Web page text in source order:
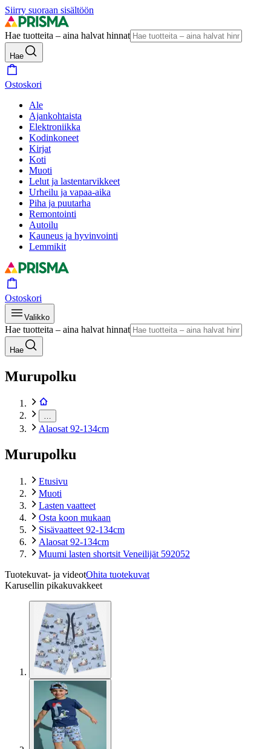
Siirry suoraan sisältöön
Hae tuotteita – aina halvat hinnat
Hae
Ostoskori
Ale
Ajankohtaista
Elektroniikka
Kodinkoneet
Kirjat
Koti
Muoti
Lelut ja lastentarvikkeet
Urheilu ja vapaa-aika
Piha ja puutarha
Remontointi
Autoilu
Kauneus ja hyvinvointi
Lemmikit
Ostoskori
Valikko
Hae tuotteita – aina halvat hinnat
Hae
Murupolku
Alaosat 92-134cm
Murupolku
Etusivu
Muoti
Lasten vaatteet
Osta koon mukaan
Sisävaatteet 92-134cm
Alaosat 92-134cm
Muumi lasten shortsit Veneilijät 592052
Tuotekuvat- ja videotOhita tuotekuvat
Karusellin pikakuvakkeet